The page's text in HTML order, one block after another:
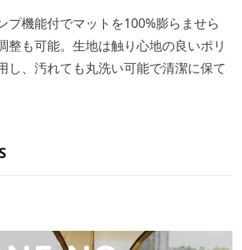
プ機能付でマットを100%膨らませら
整も可能。生地は触り心地の良いポリ
し、汚れても丸洗い可能で清潔に保て